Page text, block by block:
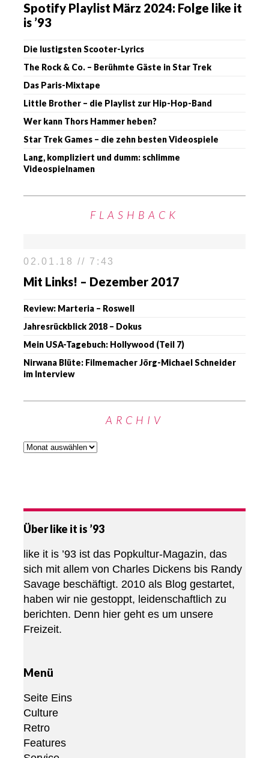
Spotify Playlist März 2024: Folge like it
is ’93
Die lustigsten Scooter-Lyrics
The Rock & Co. – Berühmte Gäste in Star Trek
Das Paris-Mixtape
Little Brother – die Playlist zur Hip-Hop-Band
Wer kann Thors Hammer heben?
Star Trek Games – die zehn besten Videospiele
Lang, kompliziert und dumm: schlimme
Videospielnamen
FLASHBACK
02.01.18 // 7:43
Mit Links! – Dezember 2017
Review: Marteria – Roswell
Jahresrückblick 2018 – Dokus
Mein USA-Tagebuch: Hollywood (Teil 7)
Nirwana Blüte: Filmemacher Jörg-Michael Schneider
im Interview
ARCHIV
Über like it is ’93
like it is ’93 ist das Popkultur-Magazin, das
sich mit allem von Charles Dickens bis Randy
Savage beschäftigt. 2010 als Blog gestartet,
haben wir nie gestoppt, leidenschaftlich zu
berichten. Denn hier geht es um unsere
Freizeit.
Menü
Seite Eins
Culture
Retro
Features